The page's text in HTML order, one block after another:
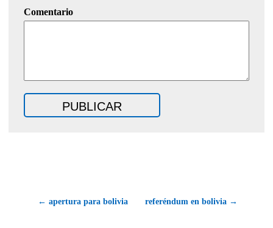
Comentario
← apertura para bolivia referéndum en bolivia →